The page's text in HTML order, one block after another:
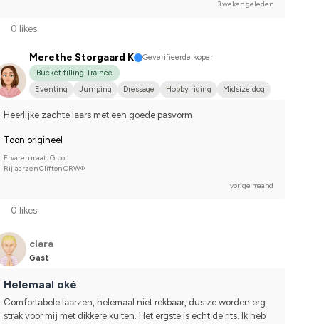
3 weken geleden
0 likes
Merethe Storgaard K
Geverifieerde koper
Bucket filling Trainee
Eventing
Jumping Dressage Hobby riding
Midsize dog
Heerlijke zachte laars met een goede pasvorm
Toon origineel
Ervaren maat: Groot
Rijlaarzen Clifton CRW®
vorige maand
0 likes
clara
Gast
Helemaal oké
Comfortabele laarzen, helemaal niet rekbaar, dus ze worden erg
strak voor mij met dikkere kuiten. Het ergste is echt de rits. Ik heb